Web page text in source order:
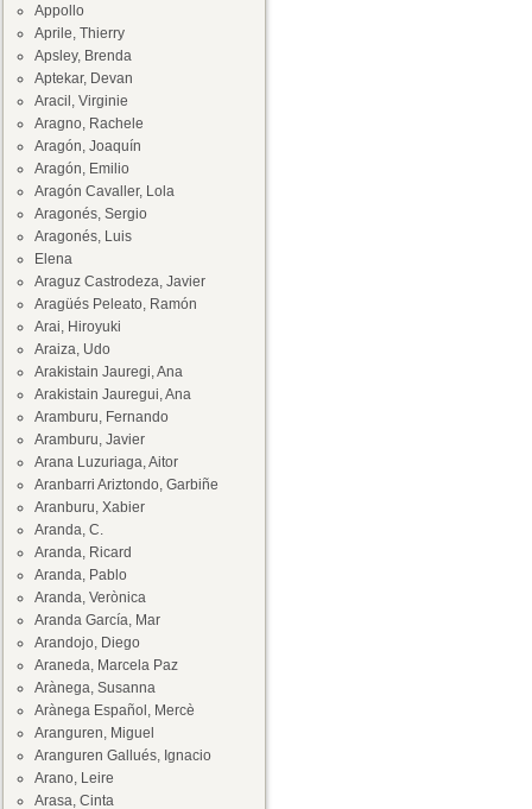
Appollo
Aprile, Thierry
Apsley, Brenda
Aptekar, Devan
Aracil, Virginie
Aragno, Rachele
Aragón, Joaquín
Aragón, Emilio
Aragón Cavaller, Lola
Aragonés, Sergio
Aragonés, Luis
Elena
Araguz Castrodeza, Javier
Aragüés Peleato, Ramón
Arai, Hiroyuki
Araiza, Udo
Arakistain Jauregi, Ana
Arakistain Jauregui, Ana
Aramburu, Fernando
Aramburu, Javier
Arana Luzuriaga, Aitor
Aranbarri Ariztondo, Garbiñe
Aranburu, Xabier
Aranda, C.
Aranda, Ricard
Aranda, Pablo
Aranda, Verònica
Aranda García, Mar
Arandojo, Diego
Araneda, Marcela Paz
Arànega, Susanna
Arànega Español, Mercè
Aranguren, Miguel
Aranguren Gallués, Ignacio
Arano, Leire
Arasa, Cinta